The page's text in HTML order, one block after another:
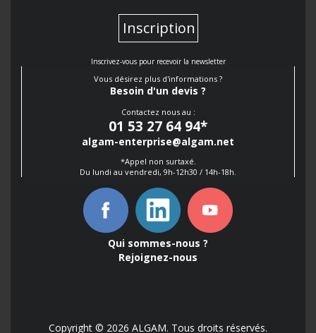
Inscription
Inscrivez-vous pour recevoir la newsletter
Vous désirez plus d'informations ?
Besoin d'un devis ?
Contactez nous au :
01 53 27 64 94*
algam-enterprise@algam.net
*Appel non surtaxé.
Du lundi au vendredi, 9h-12h30 / 14h-18h.
Qui sommes-nous ?
Rejoignez-nous
Copyright © 2026 ALGAM. Tous droits réservés.